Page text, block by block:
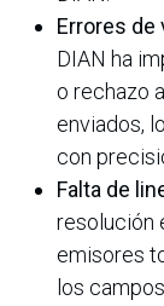
Errores
DIAN ha
o rechazo
enviados,
con
Falta de
resolución
emisores
los